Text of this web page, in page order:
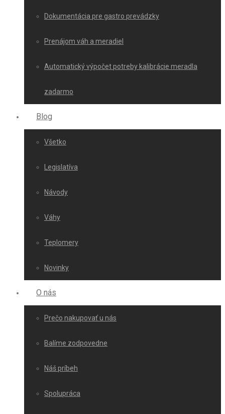
Dokumentácia pre gastro prevádzky
Prenájom váh a meradiel
Automatický výpočet potreby kalibrácie meradla
zadarmo
Blog
Všetko
Legislatíva
Návody
Váhy
Teplomery
Novinky
O nás
Prečo nakupovať u nás
Balíme zodpovedne
Náš príbeh
Spolupráca